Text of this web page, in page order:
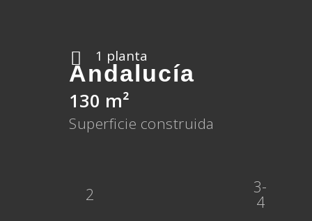
1 planta
Andalucía
130 m²
Superficie construida
2 3-
4